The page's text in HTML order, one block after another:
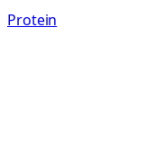
Protein